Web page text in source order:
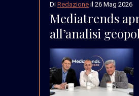
Di Redazione il 26 Mag 2026
Mediatrends
all’analisi